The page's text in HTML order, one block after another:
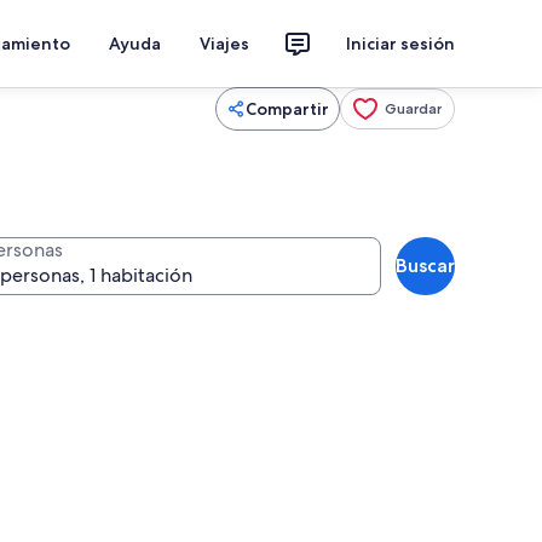
Ayuda Viajes Iniciar sesión
Compartir Guardar
Buscar